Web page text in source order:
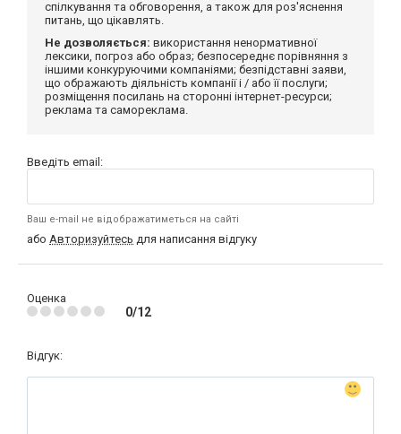
спілкування та обговорення, а також для роз'яснення
питань, що цікавлять.
Не дозволяється: використання ненормативної
лексики, погроз або образ; безпосереднє порівняння з
іншими конкуруючими компаніями; безпідставні заяви,
що ображають діяльність компанії і / або її послуги;
розміщення посилань на сторонні інтернет-ресурси;
реклама та самореклама.
Введіть email:
Ваш e-mail не відображатиметься на сайті
або Авторизуйтесь для написання відгуку
Оценка
0/12
Відгук: